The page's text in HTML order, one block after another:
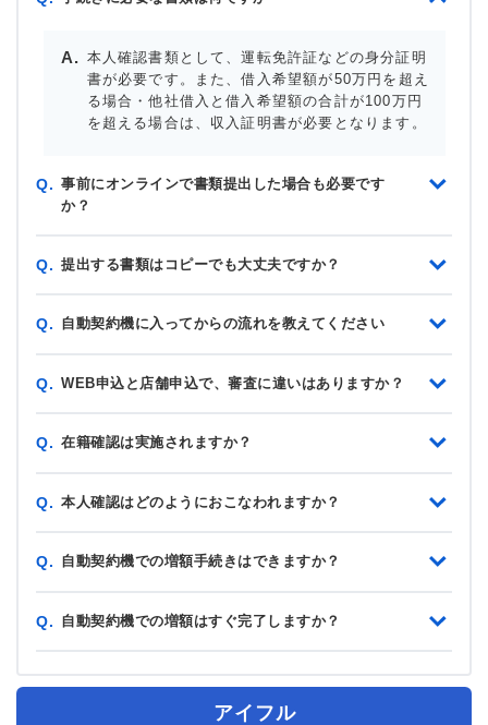
本人確認書類として、運転免許証などの身分証明
書が必要です。また、借入希望額が50万円を超え
る場合・他社借入と借入希望額の合計が100万円
を超える場合は、収入証明書が必要となります。
Q. 事前にオンラインで書類提出した場合も必要です
か？
Q. 提出する書類はコピーでも大丈夫ですか？
Q. 自動契約機に入ってからの流れを教えてください
Q. WEB申込と店舗申込で、審査に違いはありますか？
Q. 在籍確認は実施されますか？
Q. 本人確認はどのようにおこなわれますか？
Q. 自動契約機での増額手続きはできますか？
Q. 自動契約機での増額はすぐ完了しますか？
アイフル